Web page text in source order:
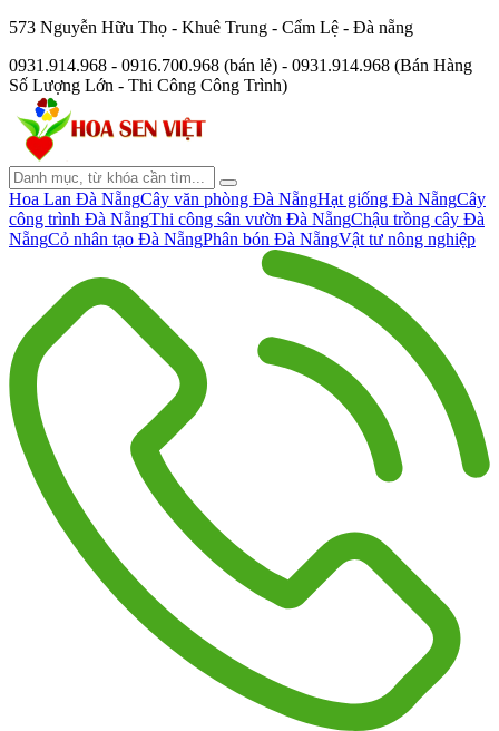
573 Nguyễn Hữu Thọ - Khuê Trung - Cẩm Lệ - Đà nẵng
0931.914.968 - 0916.700.968 (bán lẻ) - 0931.914.968 (Bán Hàng
Số Lượng Lớn - Thi Công Công Trình)
Hoa Lan Đà NẵngCây văn phòng Đà NẵngHạt giống Đà NẵngCây
công trình Đà NẵngThi công sân vườn Đà NẵngChậu trồng cây Đà
NẵngCỏ nhân tạo Đà NẵngPhân bón Đà NẵngVật tư nông nghiệp